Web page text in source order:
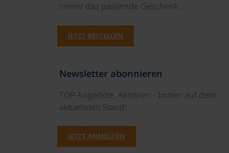
immer das passende Geschenk.
JETZT BESTELLEN
Newsletter abonnieren
TOP-Angebote, Aktionen - Immer auf dem
aktuellsten Stand!
JETZT ANMELDEN